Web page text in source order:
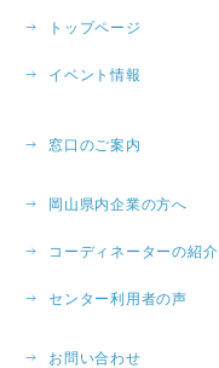
トップページ
イベント情報
窓口のご案内
岡山県内企業の方へ
コーディネーターの紹介
センター利用者の声
お問い合わせ